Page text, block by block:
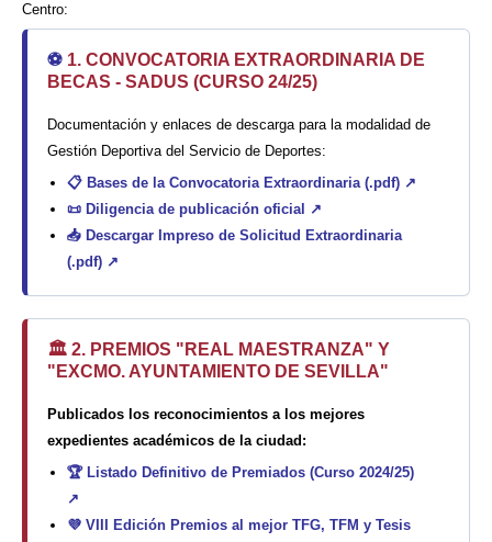
Centro:
⚽ 1. CONVOCATORIA EXTRAORDINARIA DE
BECAS - SADUS (CURSO 24/25)
Documentación y enlaces de descarga para la modalidad de
Gestión Deportiva del Servicio de Deportes:
📋 Bases de la Convocatoria Extraordinaria (.pdf) ↗
📜 Diligencia de publicación oficial ↗
📥 Descargar Impreso de Solicitud Extraordinaria
(.pdf) ↗
🏛️ 2. PREMIOS "REAL MAESTRANZA" Y
"EXCMO. AYUNTAMIENTO DE SEVILLA"
Publicados los reconocimientos a los mejores
expedientes académicos de la ciudad:
🏆 Listado Definitivo de Premiados (Curso 2024/25)
↗
💜 VIII Edición Premios al mejor TFG, TFM y Tesis